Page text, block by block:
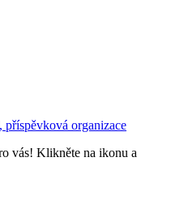
organizace
vás! Klikněte na ikonu a